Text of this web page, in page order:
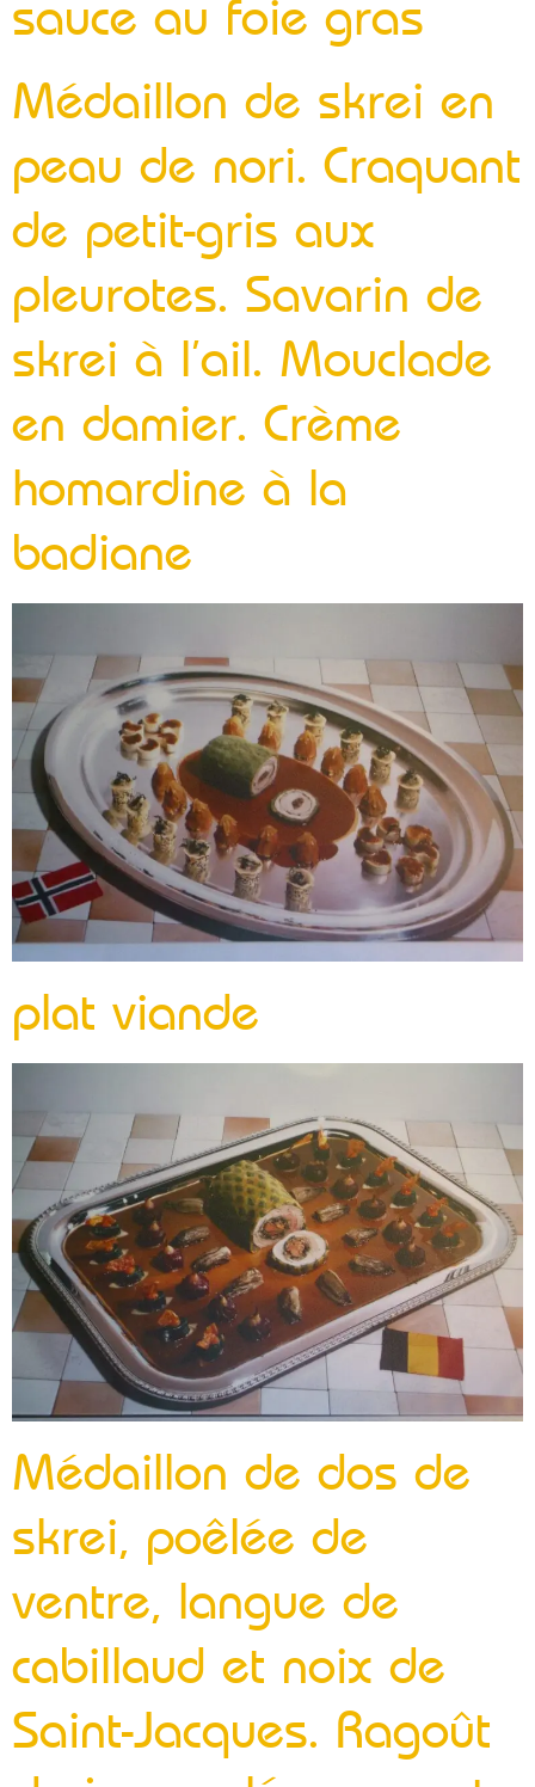
sauce au foie gras
Médaillon de skrei en
peau de nori. Craquant
de petit-gris aux
pleurotes. Savarin de
skrei à l’ail. Mouclade
en damier. Crème
homardine à la
badiane
plat viande
Médaillon de dos de
skrei, poêlée de
ventre, langue de
cabillaud et noix de
Saint-Jacques. Ragoût